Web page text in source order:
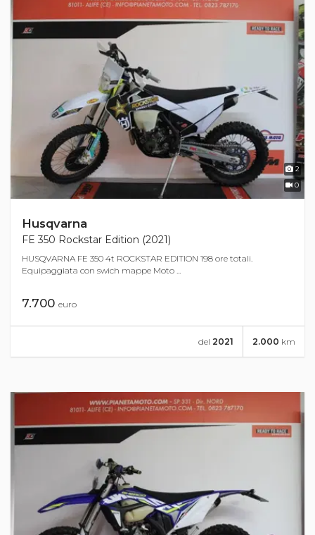
2
0
Husqvarna
FE 350 Rockstar Edition (2021)
HUSQVARNA FE 350 4t ROCKSTAR EDITION 198 ore totali.
Equipaggiata con swich mappe Moto ...
7.700 euro
2.000 km
del 2021